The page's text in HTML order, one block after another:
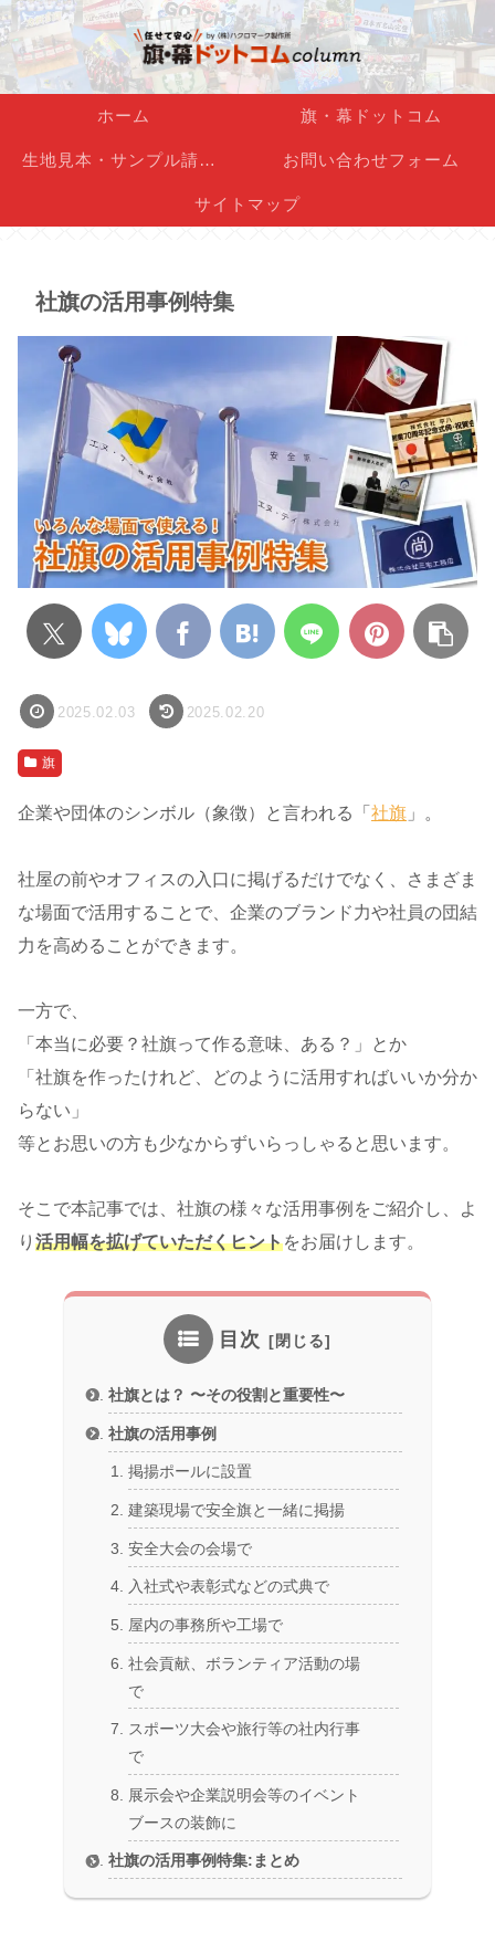
ホーム 旗・幕ドットコム
生地見本・サンプル請求フォーム お問い合わせフォーム
サイトマップ
社旗の活用事例特集
2025.02.03 2025.02.20
旗
企業や団体のシンボル（象徴）と言われる「 社旗 」。
社屋の前やオフィスの入口に掲げるだけでなく、さまざま
な場面で活用することで、企業のブランド力や社員の団結
力を高めることができます。
一方で、
「本当に必要？社旗って作る意味、ある？」とか
「社旗を作ったけれど、どのように活用すればいいか分か
らない」
等とお思いの方も少なからずいらっしゃると思います。
そこで本記事では、社旗の様々な活用事例をご紹介し、よ
り 活用幅を拡げていただくヒントをお届けします。
目次
社旗とは？ 〜その役割と重要性〜
社旗の活用事例
掲揚ポールに設置
建築現場で安全旗と一緒に掲揚
安全大会の会場で
入社式や表彰式などの式典で
屋内の事務所や工場で
社会貢献、ボランティア活動の場
で
スポーツ大会や旅行等の社内行事
で
展示会や企業説明会等のイベント
ブースの装飾に
社旗の活用事例特集:まとめ